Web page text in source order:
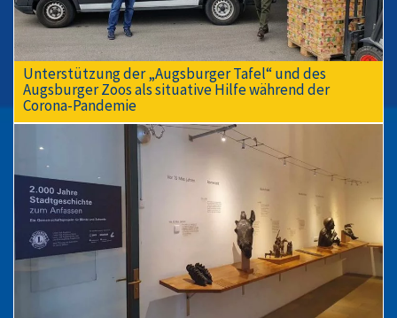
Unterstützung der „Augsburger Tafel“ und des
Augsburger Zoos als situative Hilfe während der
Corona-Pandemie